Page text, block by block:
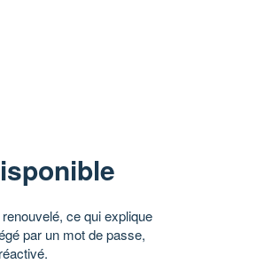
ce qui explique
par un mot de passe,